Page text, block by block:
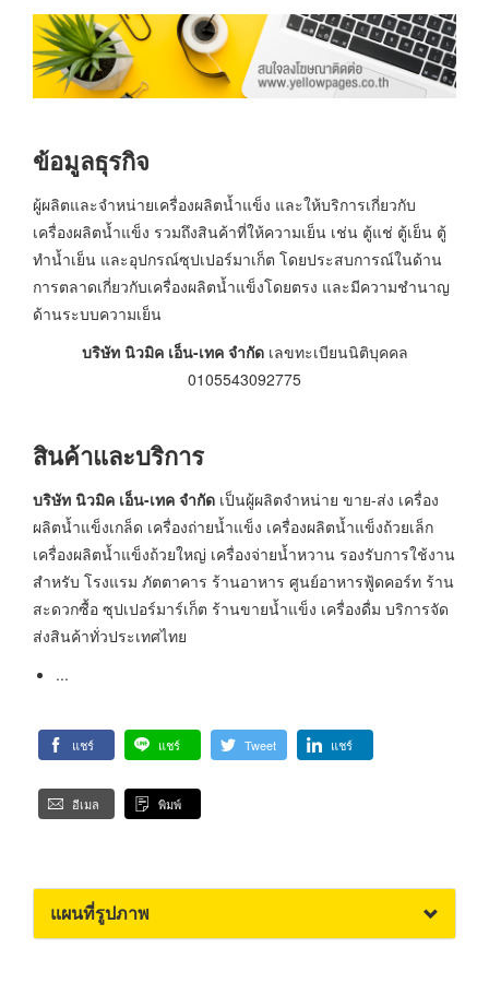
ข้อมูลธุรกิจ
ผู้ผลิตและจำหน่ายเครื่องผลิตน้ำแข็ง และให้บริการเกี่ยวกับ
เครื่องผลิตน้ำแข็ง รวมถึงสินค้าที่ให้ความเย็น เช่น ตู้แช่ ตู้เย็น ตู้
ทำน้ำเย็น และอุปกรณ์ซุปเปอร์มาเก็ต โดยประสบการณ์ในด้าน
การตลาดเกี่ยวกับเครื่องผลิตน้ำแข็งโดยตรง และมีความชำนาญ
ด้านระบบความเย็น
บริษัท นิวมิค เอ็น-เทค จำกัดเลขทะเบียนนิติบุคคล
0105543092775
สินค้าและบริการ
บริษัท นิวมิค เอ็น-เทค จำกัด เป็นผู้ผลิตจำหน่าย ขาย-ส่ง เครื่อง
ผลิตน้ำแข็งเกล็ด เครื่องถ่ายน้ำแข็ง เครื่องผลิตน้ำแข็งถ้วยเล็ก
เครื่องผลิตน้ำแข็งถ้วยใหญ่ เครื่องจ่ายน้ำหวาน รองรับการใช้งาน
สำหรับ โรงแรม ภัตตาคาร ร้านอาหาร ศูนย์อาหารฟู้ดคอร์ท ร้าน
สะดวกซื้อ ซุปเปอร์มาร์เก็ต ร้านขายน้ำแข็ง เครื่องดื่ม บริการจัด
ส่งสินค้าทั่วประเทศไทย
...
แชร์ แชร์ Tweet แชร์
อีเมล พิมพ์
แผนที่รูปภาพ